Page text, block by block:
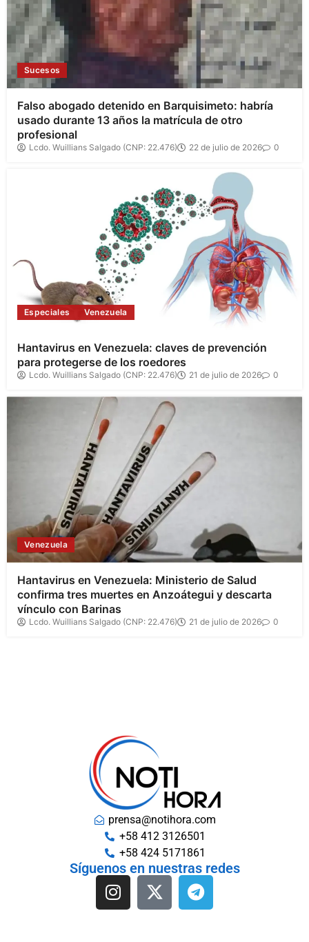
Sucesos
Falso abogado detenido en Barquisimeto: habría
usado durante 13 años la matrícula de otro
profesional
Lcdo. Wuillians Salgado (CNP: 22.476) 22 de julio de 2026 0
Especiales Venezuela
Hantavirus en Venezuela: claves de prevención
para protegerse de los roedores
Lcdo. Wuillians Salgado (CNP: 22.476) 21 de julio de 2026 0
Venezuela
Hantavirus en Venezuela: Ministerio de Salud
confirma tres muertes en Anzoátegui y descarta
vínculo con Barinas
Lcdo. Wuillians Salgado (CNP: 22.476) 21 de julio de 2026 0
prensa@notihora.com
+58 412 3126501
+58 424 5171861
Síguenos en nuestras redes